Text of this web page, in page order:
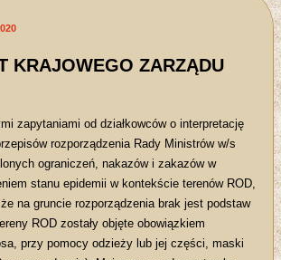
KRAJOWEGO ZARZĄDU
zapytaniami od działkowców o interpretację
rozporządzenia Rady Ministrów w/s
ograniczeń, nakazów i zakazów w
stanu epidemii w kontekście terenów ROD,
na gruncie rozporządzenia brak jest podstaw
ROD zostały objęte obowiązkiem
przy pomocy odzieży lub jej części, maski